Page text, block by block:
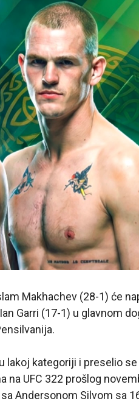
Makhachev (28-1) će
Garri (17-1) u glavnom
lakoj kategoriji i preselio
na UFC 322 prošlog
Andersonom Silvom sa